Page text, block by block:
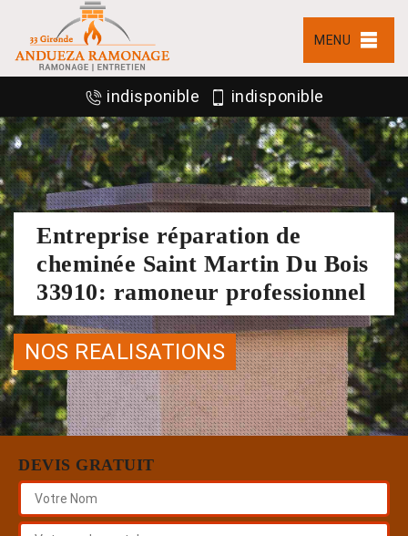
MENU
indisponible indisponible
Entreprise réparation de
cheminée Saint Martin Du Bois
33910: ramoneur professionnel
NOS REALISATIONS
DEVIS GRATUIT